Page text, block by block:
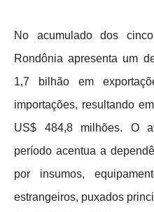
No acumulado dos
Rondônia apresenta um
1,7 bilhão em
importações, resultando
US$ 484,8 milhões. O
período acentua a
por insumos,
estrangeiros, puxados